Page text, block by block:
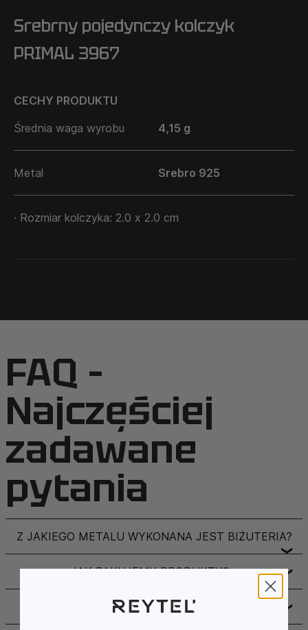
Srebrny pojedynczy kolczyk
PRIMAL 3967
CECHY PRODUKTU
Średnia waga wyrobu
4,15 g
Metal Srebro 925
· Rozmiar kolczyka: 2.0 х 2.0 cm
FAQ –
Najczęściej
zadawane
pytania
Z JAKIEGO METALU WYKONANA JEST BIŻUTERIA?
❯
JAK PAKUJEMY PRODUKTY? ❯
CZY PRODUKTY OBJĘTE SĄ GWARANCJĄ? ❯